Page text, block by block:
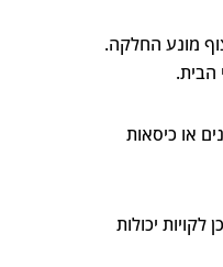
מונע החלקה.
הבית.
או כיסאות
יכולות